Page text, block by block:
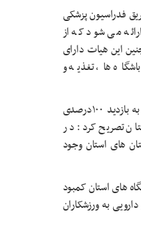
فدراسیون پزشکی
می شود که از
این هیات دارای
ها، تغذیه و
رییس هیات پزشکی ورزشی لرستان با اشاره به بازدید ۱۰۰درصدی
تصریح کرد: در
های استان وجود
های استان کمبود
به ورزشکاران